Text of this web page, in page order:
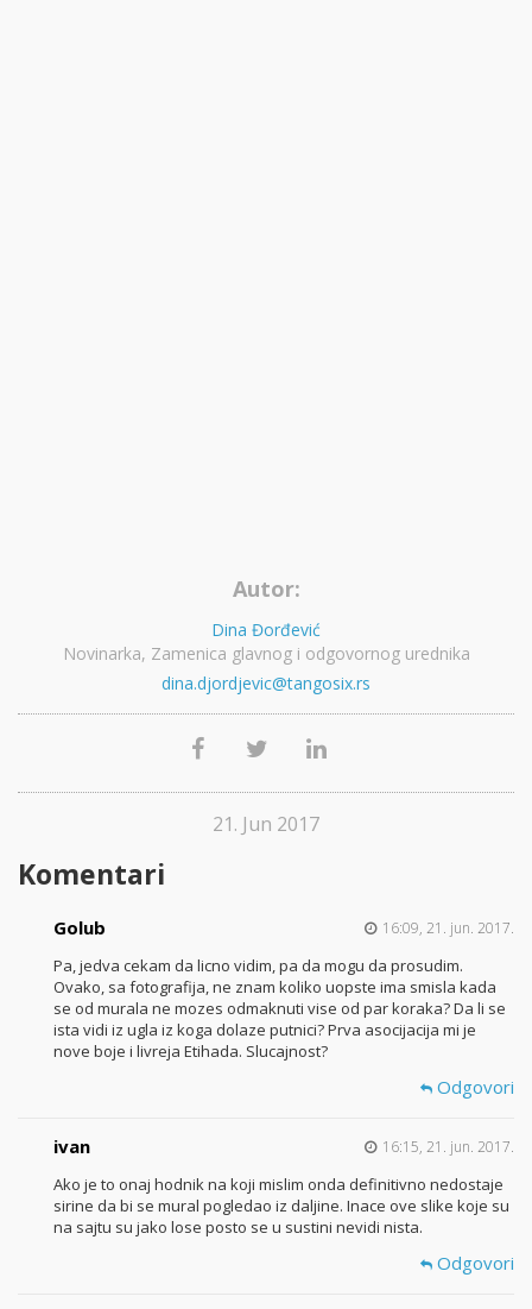
Autor:
Dina Đorđević
Novinarka, Zamenica glavnog i odgovornog urednika
dina.djordjevic@tangosix.rs
21. Jun 2017
Komentari
Golub 16:09, 21. jun. 2017.
Pa, jedva cekam da licno vidim, pa da mogu da prosudim.
Ovako, sa fotografija, ne znam koliko uopste ima smisla kada
se od murala ne mozes odmaknuti vise od par koraka? Da li se
ista vidi iz ugla iz koga dolaze putnici? Prva asocijacija mi je
nove boje i livreja Etihada. Slucajnost?
Odgovori
ivan 16:15, 21. jun. 2017.
Ako je to onaj hodnik na koji mislim onda definitivno nedostaje
sirine da bi se mural pogledao iz daljine. Inace ove slike koje su
na sajtu su jako lose posto se u sustini nevidi nista.
Odgovori